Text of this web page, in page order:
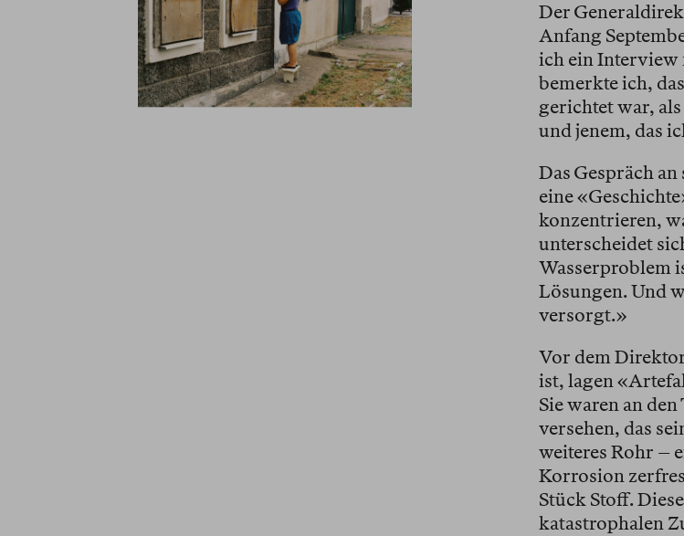
Der
Anfang
ich ein Interview
bemerkte ich,
gerichtet war,
und jenem, das
Das Gespräch
eine
konzentrieren,
unterscheidet
Wasserproblem
Lösungen. Und
versorgt.»
Vor dem
ist, lagen
Sie waren an
versehen, das
weiteres Rohr –
Korrosion
Stück Stoff.
katastrophalen